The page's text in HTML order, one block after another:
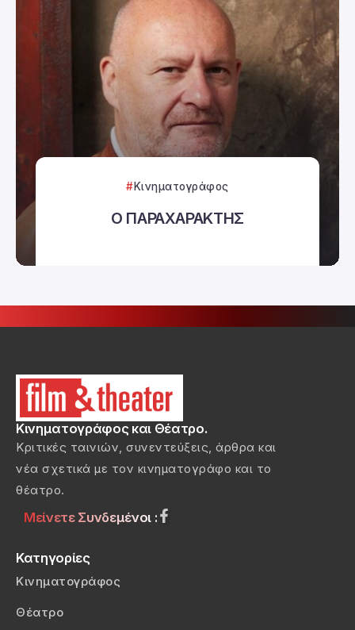
Κινηματογράφος
Ο ΠΑΡΑΧΑΡΑΚΤΗΣ
Κινηματογράφος και Θέατρο.
Κριτικές ταινιών, συνεντεύξεις, άρθρα και
νέα σχετικά με τον κινηματογράφο και το
θέατρο.
Μείνετε Συνδεμένοι :
Κατηγορίες
Κινηματογράφος
Θέατρο